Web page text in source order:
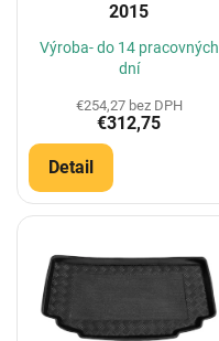
2015
Výroba- do 14 pracovných
dní
€254,27 bez DPH
€312,75
Detail